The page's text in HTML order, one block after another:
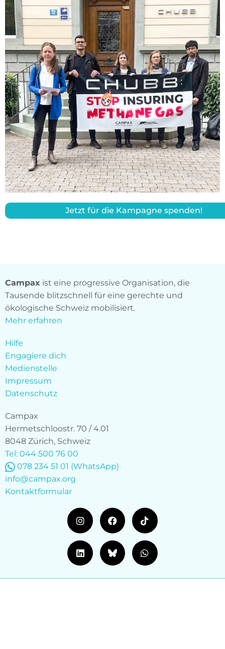
Jetzt für die Kampagne spenden!
Campax ist eine progressive Organisation, die
Tausende blitzschnell für eine gerechte und
ökologische Schweiz mobilisiert.
Mehr erfahren
Hilfe
Engagiere dich
Medienstelle
Impressum
Datenschutz
Campax
Hermetschloostr. 70 / 4.01
8048 Zürich, Schweiz
Tel: 044 500 76 00
078 234 51 01 (WhatsApp)
info@campax.org
Kontaktformular